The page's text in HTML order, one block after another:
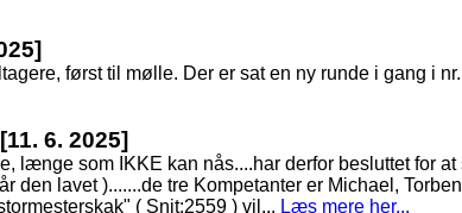
først til mølle. Der er sat en ny runde i gang i
[11. 6. 2025]
længe som IKKE kan nås....har derfor besluttet for at
den lavet ).......de tre Kompetanter er Michael,
( Snit:2559 ) vil... Læs mere her...